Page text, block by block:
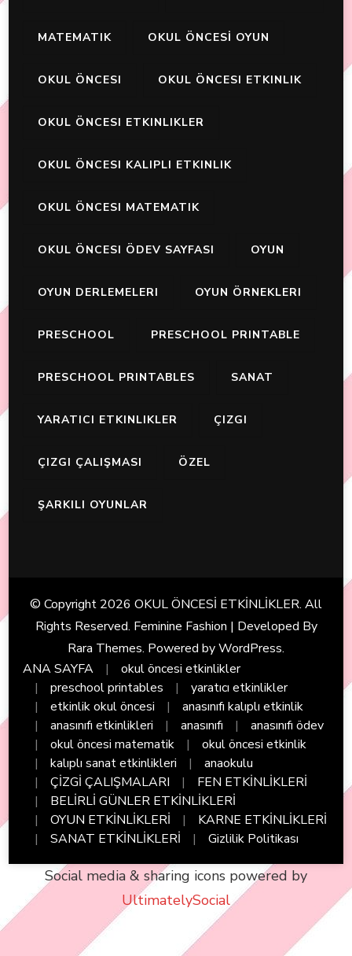
MATEMATIK OKUL ÖNCESİ OYUN
OKUL ÖNCESI OKUL ÖNCESI ETKINLIK
OKUL ÖNCESI ETKINLIKLER
OKUL ÖNCESI KALIPLI ETKINLIK
OKUL ÖNCESI MATEMATIK
OKUL ÖNCESI ÖDEV SAYFASI OYUN
OYUN DERLEMELERI OYUN ÖRNEKLERI
PRESCHOOL PRESCHOOL PRINTABLE
PRESCHOOL PRINTABLES SANAT
YARATICI ETKINLIKLER ÇIZGI
ÇIZGI ÇALIŞMASI ÖZEL
ŞARKILI OYUNLAR
© Copyright 2026 OKUL ÖNCESİ ETKİNLİKLER. All
Rights Reserved. Feminine Fashion | Developed By
Rara Themes. Powered byWordPress.
ANA SAYFA
okul öncesi etkinlikler
preschool printables
yaratıcı etkinlikler
etkinlik okul öncesi
anasınıfı kalıplı etkinlik
anasınıfı etkinlikleri
anasınıfı
anasınıfı ödev
okul öncesi matematik
okul öncesi etkinlik
kalıplı sanat etkinlikleri
anaokulu
ÇİZGİ ÇALIŞMALARI
FEN ETKİNLİKLERİ
BELİRLİ GÜNLER ETKİNLİKLERİ
OYUN ETKİNLİKLERİ
KARNE ETKİNLİKLERİ
SANAT ETKİNLİKLERİ
Gizlilik Politikası
Social media & sharing icons powered by
UltimatelySocial